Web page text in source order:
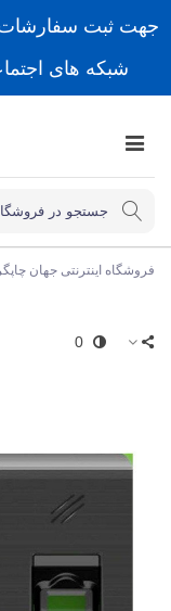
جهت ثبت سفارشات
شبکه های
فروشگاه اینترنتی جهان چاپگر
0